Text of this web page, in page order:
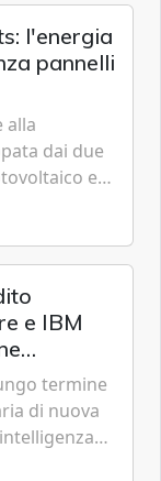
l'energia
pannelli
alla
dai due
e
bolletta,
e IBM
termine
di nuova